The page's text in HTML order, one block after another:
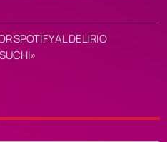
SPOTIFY AL DELIRIO